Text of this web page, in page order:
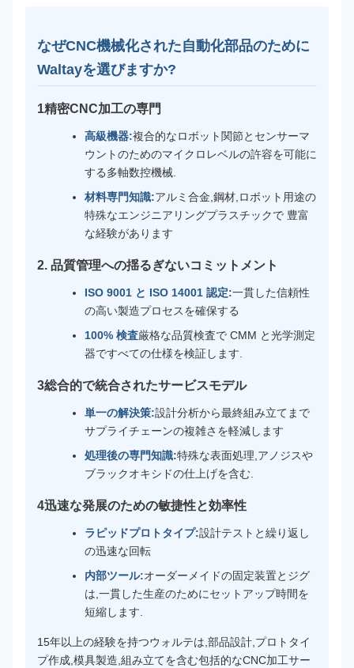
なぜCNC機械化された自動化部品のために
Waltayを選びますか?
1精密CNC加工の専門
高級機器:複合的なロボット関節とセンサーマ
ウントのためのマイクロレベルの許容を可能に
する多軸数控機械.
材料専門知識:アルミ合金,鋼材,ロボット用途の
特殊なエンジニアリングプラスチックで 豊富
な経験があります
2. 品質管理への揺るぎないコミットメント
ISO 9001 と ISO 14001 認定:一貫した信頼性
の高い製造プロセスを確保する
100% 検査厳格な品質検査で CMM と光学測定
器ですべての仕様を検証します.
3総合的で統合されたサービスモデル
単一の解決策:設計分析から最終組み立てまで
サプライチェーンの複雑さを軽減します
処理後の専門知識:特殊な表面処理,アノジスや
ブラックオキシドの仕上げを含む.
4迅速な発展のための敏捷性と効率性
ラピッドプロトタイプ:設計テストと繰り返し
の迅速な回転
内部ツール:オーダーメイドの固定装置とジグ
は,一貫した生産のためにセットアップ時間を
短縮します.
15年以上の経験を持つウォルテは,部品設計,プロトタイ
プ作成,模具製造,組み立てを含む包括的なCNC加工サー